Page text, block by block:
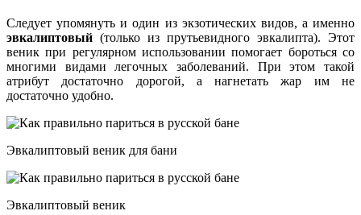
Следует упомянуть и один из экзотических видов, а именно
эвкалиптовый (только из прутьевидного эвкалипта). Этот
веник при регулярном использовании помогает бороться со
многими видами легочных заболеваний. При этом такой
атрибут достаточно дорогой, а нагнетать жар им не
достаточно удобно.
Эвкалиптовый веник для бани
Эвкалиптовый веник